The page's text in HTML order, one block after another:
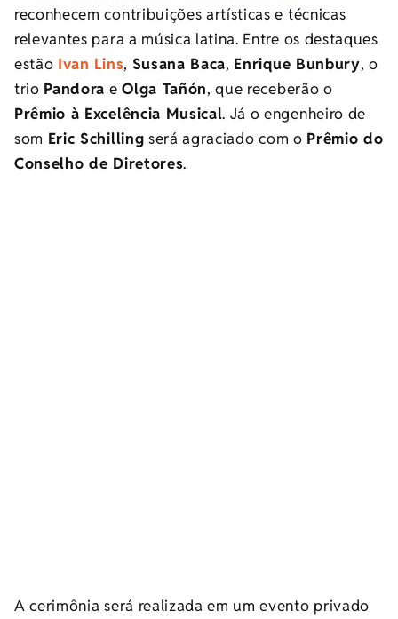
reconhecem contribuições artísticas e técnicas
relevantes para a música latina. Entre os destaques
estão Ivan Lins, Susana Baca, Enrique Bunbury, o
trio Pandora eOlga Tañón, que receberão o
Prêmio à Excelência Musical. Já o engenheiro de
som Eric Schilling será agraciado com o Prêmio do
Conselho de Diretores.
A cerimônia será realizada em um evento privado